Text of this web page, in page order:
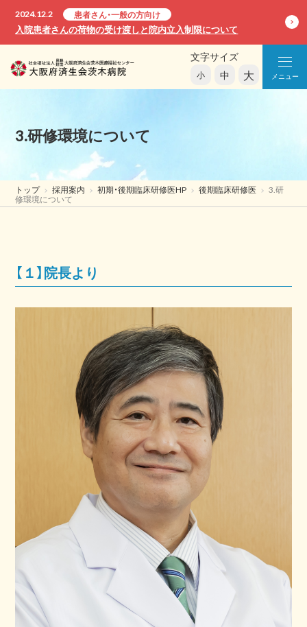
2024.12.2 患者さん・一般の方向け
入院患者さんの荷物の受け渡しと院内立入制限について
文字サイズ
小 中 大 メニュー
3.研修環境について
トップ 採用案内 初期・後期臨床研修医HP 後期臨床研修医 3.研
修環境について
【１】院長より